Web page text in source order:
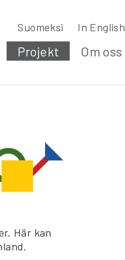
Suomeksi In English
Projekt Om oss
Här kan